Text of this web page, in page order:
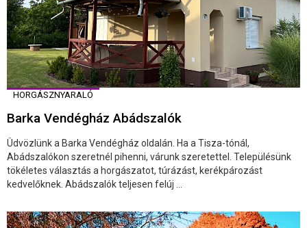
HORGÁSZNYARALÓ
Barka Vendégház Abádszalók
Üdvözlünk a Barka Vendégház oldalán. Ha a Tisza-tónál,
Abádszalókon szeretnél pihenni, várunk szeretettel. Településünk
tökéletes választás a horgászatot, túrázást, kerékpározást
kedvelőknek. Abádszalók teljesen felúj ...